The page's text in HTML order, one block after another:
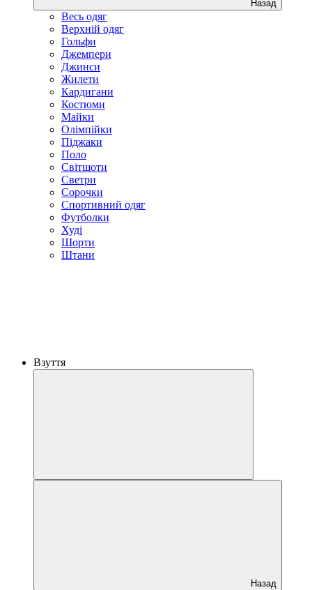
Назад
Весь одяг
Верхній одяг
Гольфи
Джемпери
Джинси
Жилети
Кардигани
Костюми
Майки
Олімпійки
Піджаки
Поло
Світшоти
Светри
Сорочки
Спортивний одяг
Футболки
Худі
Шорти
Штани
Взуття
Назад